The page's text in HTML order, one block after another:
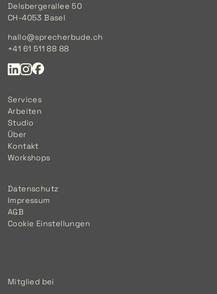
Delsbergerallee 50
CH-4053 Basel
hallo@sprecherbude.ch
+41 61 511 88 88
Services
Arbeiten
Studio
Über
Kontakt
Workshops
Datenschutz
Impressum
AGB
Cookie Einstellungen
Mitglied bei